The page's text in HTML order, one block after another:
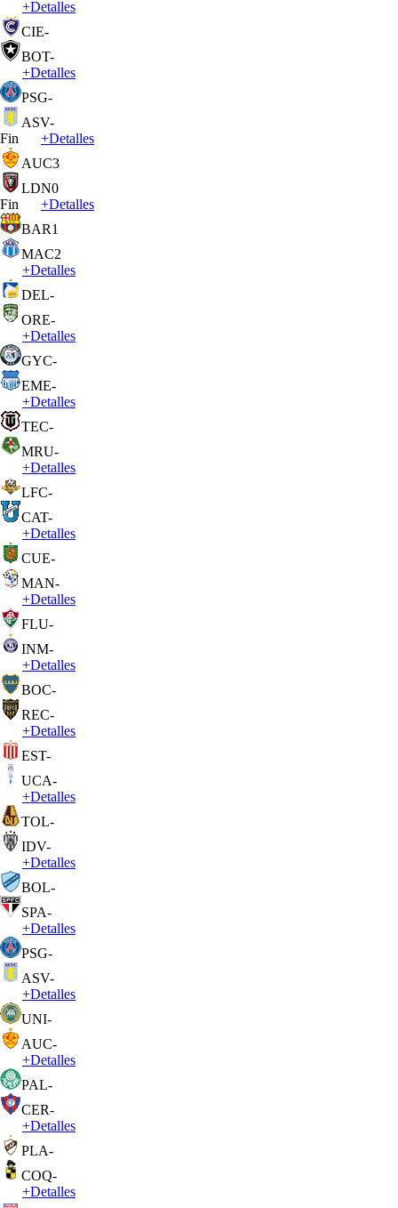
+Detalles
CIE-
BOT-
+Detalles
PSG-
ASV-
Fin
+Detalles
AUC3
LDN0
Fin
+Detalles
BAR1
MAC2
+Detalles
DEL-
ORE-
+Detalles
GYC-
EME-
+Detalles
TEC-
MRU-
+Detalles
LFC-
CAT-
+Detalles
CUE-
MAN-
+Detalles
FLU-
INM-
+Detalles
BOC-
REC-
+Detalles
EST-
UCA-
+Detalles
TOL-
IDV-
+Detalles
BOL-
SPA-
+Detalles
PSG-
ASV-
+Detalles
UNI-
AUC-
+Detalles
PAL-
CER-
+Detalles
PLA-
COQ-
+Detalles